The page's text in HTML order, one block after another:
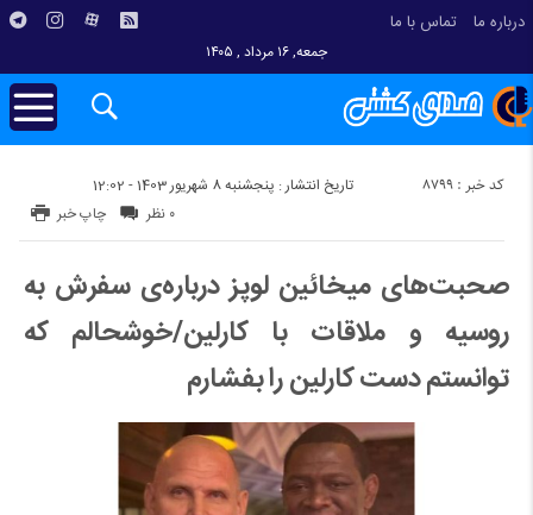
درباره ما تماس با ما
جمعه, ۱۶ مرداد , ۱۴۰۵
تاریخ انتشار : پنجشنبه 8 شهریور 1403 - 12:02 کد خبر : 8799
چاپ خبر ۰ نظر
صحبت‌های میخائین لوپز درباره‌ی سفرش به
روسیه و ملاقات با کارلین/خوشحالم که
توانستم دست کارلین را بفشارم